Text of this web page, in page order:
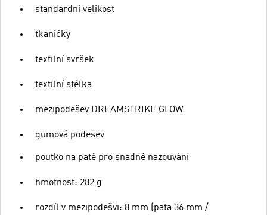
standardní velikost
tkaničky
textilní svršek
textilní stélka
mezipodešev DREAMSTRIKE GLOW
gumová podešev
poutko na patě pro snadné nazouvání
hmotnost: 282 g
rozdíl v mezipodešvi: 8 mm (pata 36 mm /